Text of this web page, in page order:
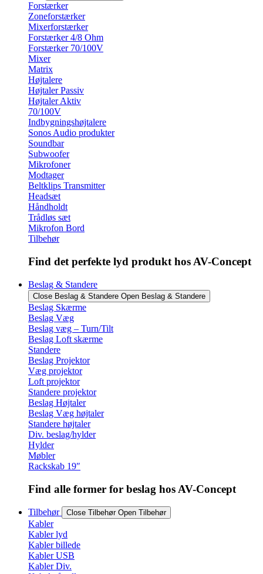
Forstærker
Zoneforstærker
Mixerforstærker
Forstærker 4/8 Ohm
Forstærker 70/100V
Mixer
Matrix
Højtalere
Højtaler Passiv
Højtaler Aktiv
70/100V
Indbygningshøjtalere
Sonos Audio produkter
Soundbar
Subwoofer
Mikrofoner
Modtager
Beltklips Transmitter
Headsæt
Håndholdt
Trådløs sæt
Mikrofon Bord
Tilbehør
Find det perfekte lyd produkt hos AV-Concept
Beslag & Standere
Close Beslag & Standere Open Beslag & Standere
Beslag Skærme
Beslag Væg
Beslag væg – Turn/Tilt
Beslag Loft skærme
Standere
Beslag Projektor
Væg projektor
Loft projektor
Standere projektor
Beslag Højtaler
Beslag Væg højtaler
Standere højtaler
Div. beslag/hylder
Hylder
Møbler
Rackskab 19″
Find alle former for beslag hos AV-Concept
Tilbehør Close Tilbehør Open Tilbehør
Kabler
Kabler lyd
Kabler billede
Kabler USB
Kabler Div.